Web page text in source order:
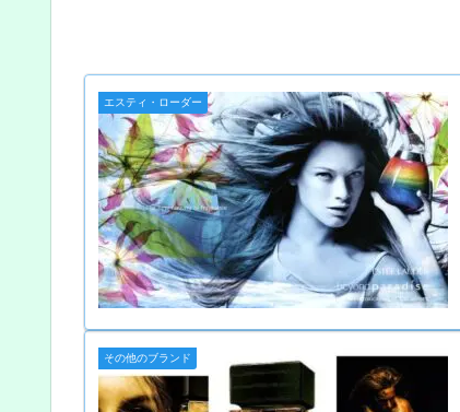
エスティ・ローダー
その他のブランド